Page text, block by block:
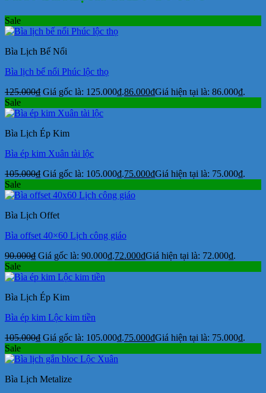
Sale
Bìa Lịch Bế Nổi
Bìa lịch bế nổi Phúc lộc thọ
125.000₫ Giá gốc là: 125.000₫.86.000₫Giá hiện tại là: 86.000₫.
Sale
Bìa Lịch Ép Kim
Bìa ép kim Xuân tài lộc
105.000₫ Giá gốc là: 105.000₫.75.000₫Giá hiện tại là: 75.000₫.
Sale
Bìa Lịch Offet
Bìa offset 40×60 Lịch công giáo
90.000₫ Giá gốc là: 90.000₫.72.000₫Giá hiện tại là: 72.000₫.
Sale
Bìa Lịch Ép Kim
Bìa ép kim Lộc kim tiền
105.000₫ Giá gốc là: 105.000₫.75.000₫Giá hiện tại là: 75.000₫.
Sale
Bìa Lịch Metalize